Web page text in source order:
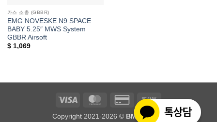
가스 소총 (GBBR)
EMG NOVESKE N9 SPACE
BABY 5.25″ MWS System
GBBR Airsoft
$1,069
Visa MasterCardCredit
Card
Bank
Transfer
Copyright 2021-2026 © BME Airsoft